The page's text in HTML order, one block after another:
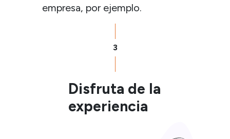
empresa, por ejemplo.
3
Disfruta de la
experiencia